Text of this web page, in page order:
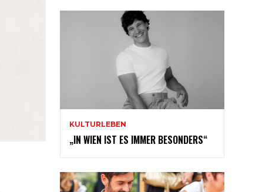
KULTURLEBEN
„IN WIEN IST ES IMMER BESONDERS“